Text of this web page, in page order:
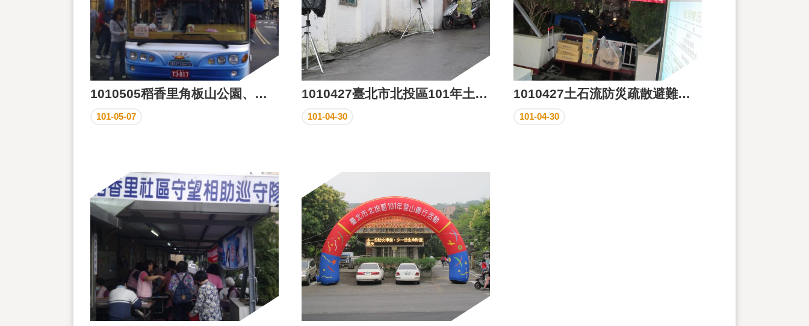
1010505稻香里角板山公園、醬油博物館睦鄰互助聯誼1日參訪活動
101-05-07
1010427臺北市北投區101年土石流防災疏散避難演習事宜
101-04-30
1010427土石流防災疏散避難宣導教育事宜
101-04-30